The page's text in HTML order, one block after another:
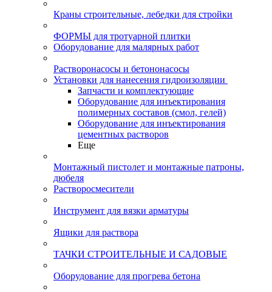
Краны строительные, лебедки для стройки
ФОРМЫ для тротуарной плитки
Оборудование для малярных работ
Растворонасосы и бетононасосы
Установки для нанесения гидроизоляции
Запчасти и комплектующие
Оборудование для инъектирования
полимерных составов (смол, гелей)
Оборудование для инъектирования
цементных растворов
Еще
Монтажный пистолет и монтажные патроны,
дюбеля
Растворосмесители
Инструмент для вязки арматуры
Ящики для раствора
ТАЧКИ СТРОИТЕЛЬНЫЕ И САДОВЫЕ
Оборудование для прогрева бетона